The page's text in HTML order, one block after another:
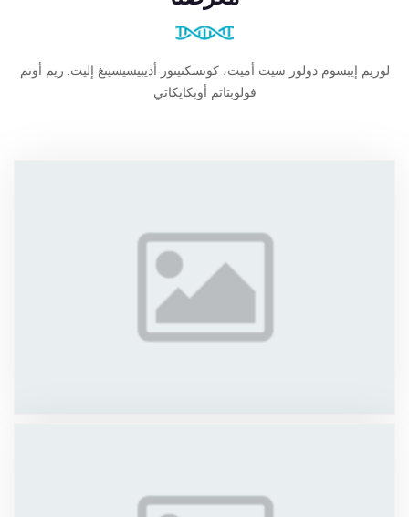
لوريم إيبسوم دولور سيت أميت، كونسكتيتور أديبيسيسينغ إليت. ريم أوتم
فولوبتاتم أوبكايكاتي